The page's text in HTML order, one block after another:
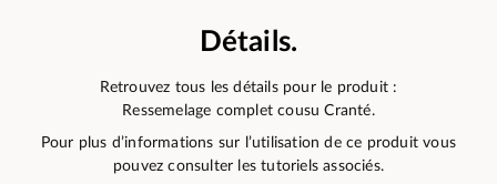
Détails.
Retrouvez tous les détails pour le produit :
Ressemelage complet cousu Cranté.
Pour plus d’informations sur l’utilisation de ce produit vous
pouvez consulter les tutoriels associés.